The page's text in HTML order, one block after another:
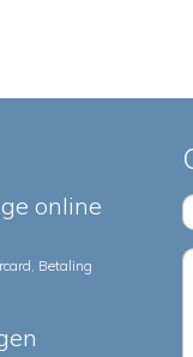
online
Betaling